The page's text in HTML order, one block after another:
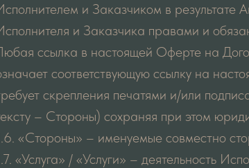
и Заказчиком в
и Заказчика правами и
ссылка в настоящей Оферте на
соответствующую ссылку на
скрепления печатями и/или
– Стороны) сохраняя при этом
«Стороны» – именуемые совместно
«Услуга» / «Услуги» – деятельность